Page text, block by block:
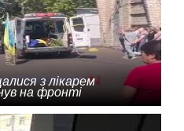
з лікарем
на фронті